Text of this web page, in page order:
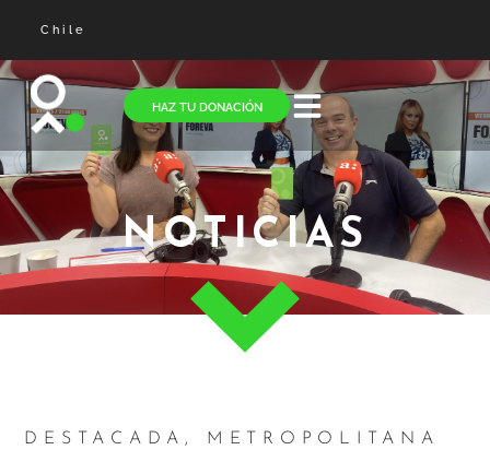
Chile
HAZ TU DONACIÓN
NOTICIAS
DESTACADA , METROPOLITANA